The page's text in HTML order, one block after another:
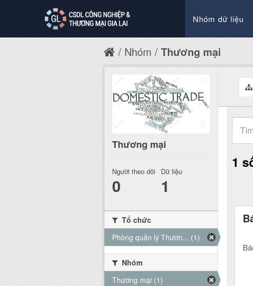
Nhóm dữ liệu
Nhóm Thương mại
1
Thương mại
Người theo dõi
0
Dữ liệu
1
Tổ chức
Phòng quản lý Thươn... (1)
Nhóm
Thương mại (1)